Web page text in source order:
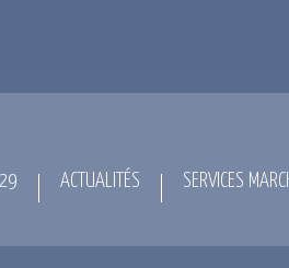
ACTUALITÉS SERVICES